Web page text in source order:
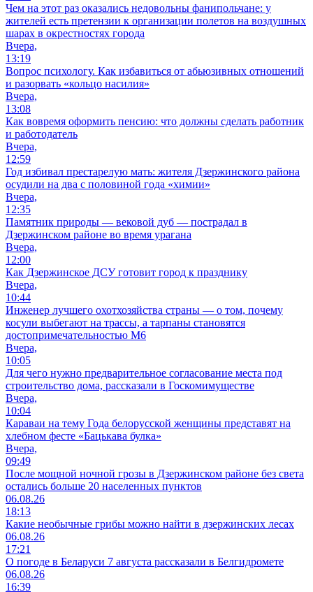
Чем на этот раз оказались недовольны фанипольчане: у
жителей есть претензии к организации полетов на воздушных
шарах в окрестностях города
Вчера,
13:19
Вопрос психологу. Как избавиться от абьюзивных отношений
и разорвать «кольцо насилия»
Вчера,
13:08
Как вовремя оформить пенсию: что должны сделать работник
и работодатель
Вчера,
12:59
Год избивал престарелую мать: жителя Дзержинского района
осудили на два с половиной года «химии»
Вчера,
12:35
Памятник природы — вековой дуб — пострадал в
Дзержинском районе во время урагана
Вчера,
12:00
Как Дзержинское ДСУ готовит город к празднику
Вчера,
10:44
Инженер лучшего охотхозяйства страны — о том, почему
косули выбегают на трассы, а тарпаны становятся
достопримечательностью М6
Вчера,
10:05
Для чего нужно предварительное согласование места под
строительство дома, рассказали в Госкомимуществе
Вчера,
10:04
Караваи на тему Года белорусской женщины представят на
хлебном фесте «Бацькава булка»
Вчера,
09:49
После мощной ночной грозы в Дзержинском районе без света
остались больше 20 населенных пунктов
06.08.26
18:13
Какие необычные грибы можно найти в дзержинских лесах
06.08.26
17:21
О погоде в Беларуси 7 августа рассказали в Белгидромете
06.08.26
16:39